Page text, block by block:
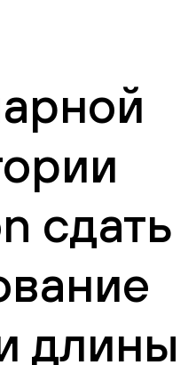
сдать
длины